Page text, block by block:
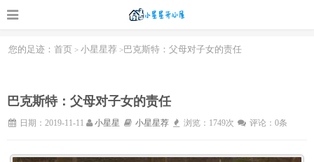
您的足迹： 首页 > 小星星荐 >巴克斯特：父母对子女的责任
巴克斯特：父母对子女的责任
日期：2019-11-11 小星星 小星星荐 浏览：1749次 评论：0条